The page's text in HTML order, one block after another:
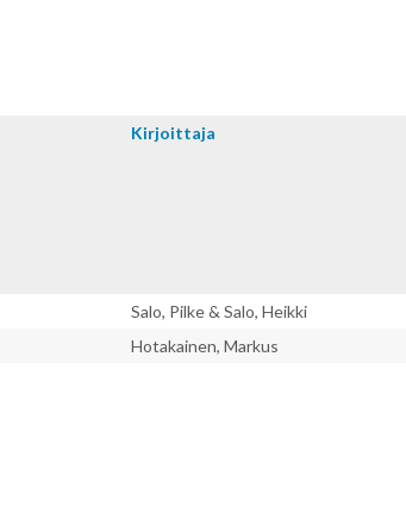
Kirjoitta­ja
Salo, Pilke & Salo, Heikki
Hotakainen, Markus